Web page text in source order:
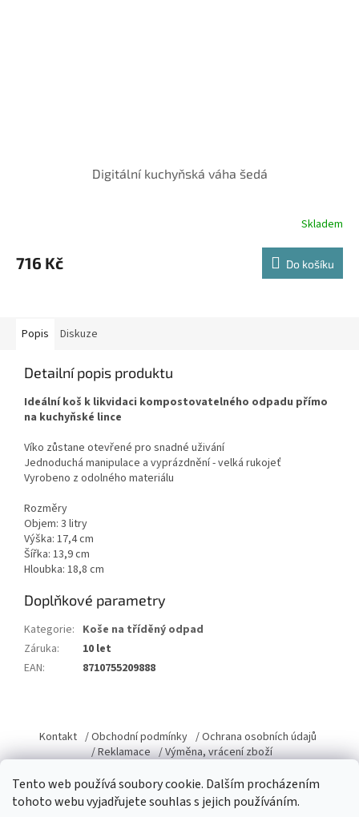
Tento web používá soubory cookie. Dalším procházením
tohoto webu vyjadřujete souhlas s jejich používáním.
Digitální kuchyňská váha šedá
Skladem
716 Kč Do košíku
Popis Diskuze
Detailní popis produktu
Ideální koš k likvidaci kompostovatelného odpadu přímo
na kuchyňské lince
Víko zůstane otevřené pro snadné uživání
Jednoduchá manipulace a vyprázdnění - velká rukojeť
Vyrobeno z odolného materiálu
Rozměry
Objem: 3 litry
Výška: 17,4 cm
Šířka: 13,9 cm
Hloubka: 18,8 cm
Doplňkové parametry
Kategorie: Koše na tříděný odpad
Záruka:
10 let
EAN: 8710755209888
a
Kontakt / Obchodní podmínky / Ochrana osobních údajů
/ Reklamace / Výměna, vrácení zboží